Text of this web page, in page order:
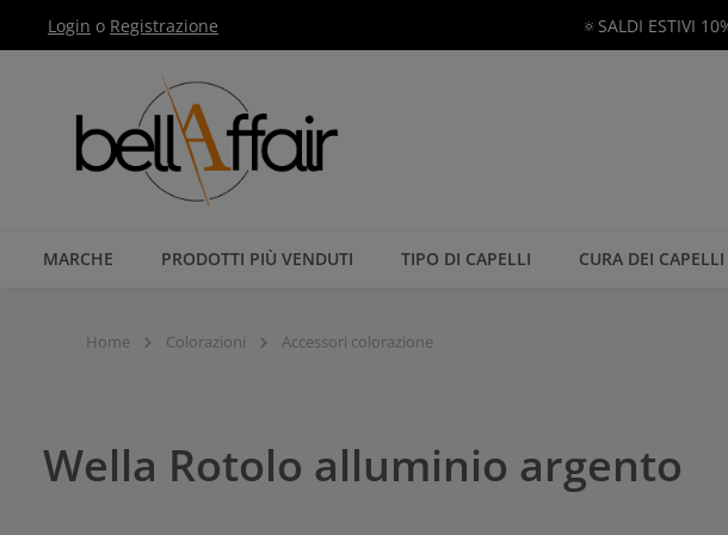
alla navigazione principale
Login o Registrazione 🔅SALDI ESTIVI
MARCHE PRODOTTI PIÙ VENDUTI TIPO DI CAPELLI CURA DEI CAPELLI
Home Colorazioni Accessori colorazione
Wella Rotolo alluminio argento